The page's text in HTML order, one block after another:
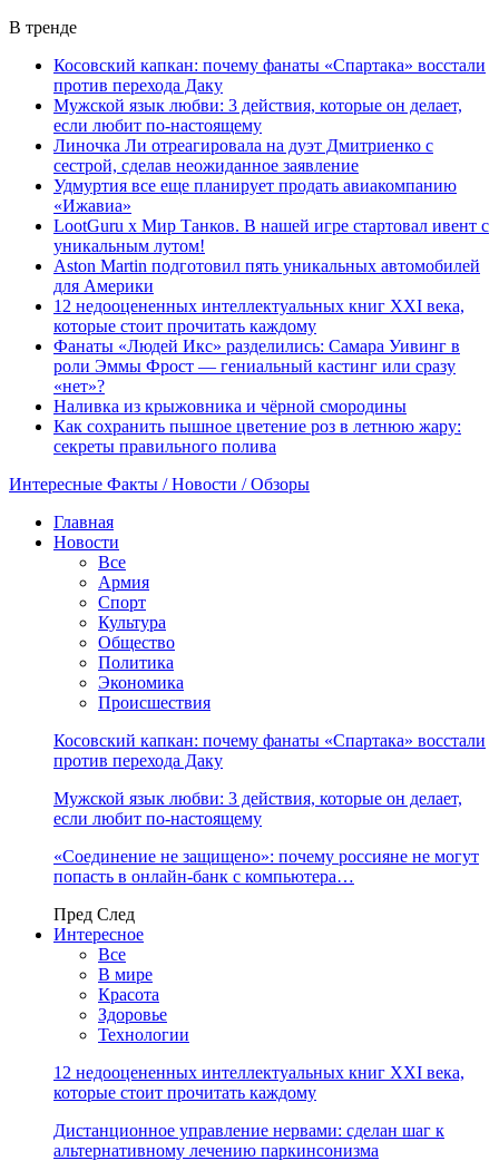
В тренде
Косовский капкан: почему фанаты «Спартака» восстали
против перехода Даку
Мужской язык любви: 3 действия, которые он делает,
если любит по-настоящему
Линочка Ли отреагировала на дуэт Дмитриенко с
сестрой, сделав неожиданное заявление
Удмуртия все еще планирует продать авиакомпанию
«Ижавиа»
LootGuru x Мир Танков. В нашей игре стартовал ивент с
уникальным лутом!
Aston Martin подготовил пять уникальных автомобилей
для Америки
12 недооцененных интеллектуальных книг XXI века,
которые стоит прочитать каждому
Фанаты «Людей Икс» разделились: Самара Уивинг в
роли Эммы Фрост — гениальный кастинг или сразу
«нет»?
Наливка из крыжовника и чёрной смородины
Как сохранить пышное цветение роз в летнюю жару:
секреты правильного полива
Интересные Факты / Новости / Обзоры
Главная
Новости
Все
Армия
Спорт
Культура
Общество
Политика
Экономика
Происшествия
Косовский капкан: почему фанаты «Спартака» восстали
против перехода Даку
Мужской язык любви: 3 действия, которые он делает,
если любит по-настоящему
«Соединение не защищено»: почему россияне не могут
попасть в онлайн-банк с компьютера…
Пред След
Интересное
Все
В мире
Красота
Здоровье
Технологии
12 недооцененных интеллектуальных книг XXI века,
которые стоит прочитать каждому
Дистанционное управление нервами: сделан шаг к
альтернативному лечению паркинсонизма